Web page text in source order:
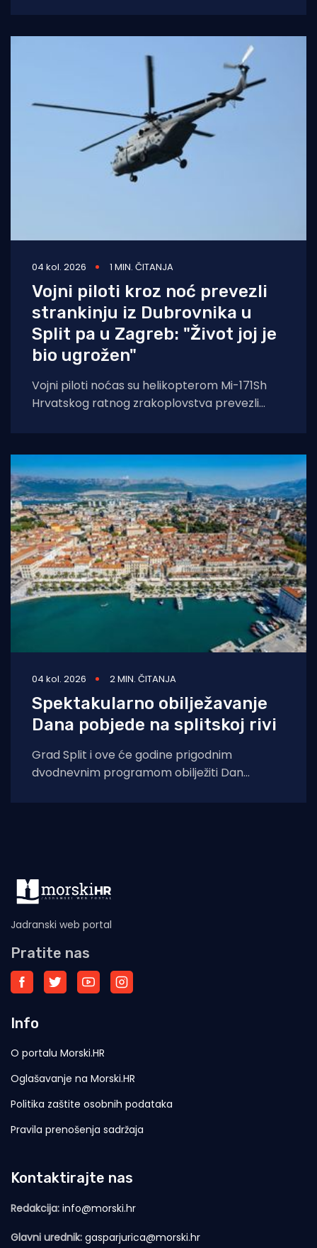
04 kol. 2026 1 MIN. ČITANJA
Vojni piloti kroz noć prevezli
strankinju iz Dubrovnika u
Split pa u Zagreb: "Život joj je
bio ugrožen"
Vojni piloti noćas su helikopterom Mi-171Sh
Hrvatskog ratnog zrakoplovstva prevezli
04 kol. 2026 2 MIN. ČITANJA
Spektakularno obilježavanje
Dana pobjede na splitskoj rivi
Grad Split i ove će godine prigodnim
dvodnevnim programom obilježiti Dan
Jadranski web portal
Pratite nas
Info
O portalu Morski.HR
Oglašavanje na Morski.HR
Politika zaštite osobnih podataka
Pravila prenošenja sadržaja
Kontaktirajte nas
Redakcija: info@morski.hr
Glavni urednik: gasparjurica@morski.hr